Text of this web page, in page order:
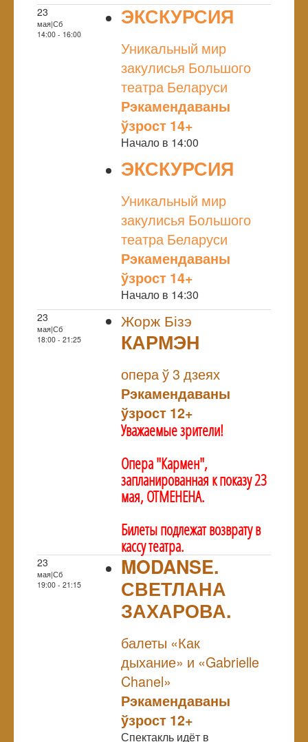
23
мая|Сб
14:00 - 16:00
ЭКСКУРСИЯ
Уникальный мир
закулисья Большого
театра Беларуси
Рэкамендаваны
ўзрост 14+
Начало в 14:00
ЭКСКУРСИЯ
Уникальный мир
закулисья Большого
театра Беларуси
Рэкамендаваны
ўзрост 14+
Начало в 14:30
23
мая|Сб
18:00 - 21:25
Жорж Бізэ
КАРМЭН
опера ў 3 дзеях
Рэкамендаваны
ўзрост 12+
Уважаемые зрители!
Опера "Кармен",
запланированная к показу 23
мая, ОТМЕНЕНА.
Билеты подлежат возврату в
кассу театра.
23
мая|Сб
19:00 - 21:15
MODANSE.
СВЕТЛАНА
ЗАХАРОВА.
балеты «Как
дыхание» и «Gabrielle
Chanel»
Рэкамендаваны
ўзрост 12+
Спектакль идёт в